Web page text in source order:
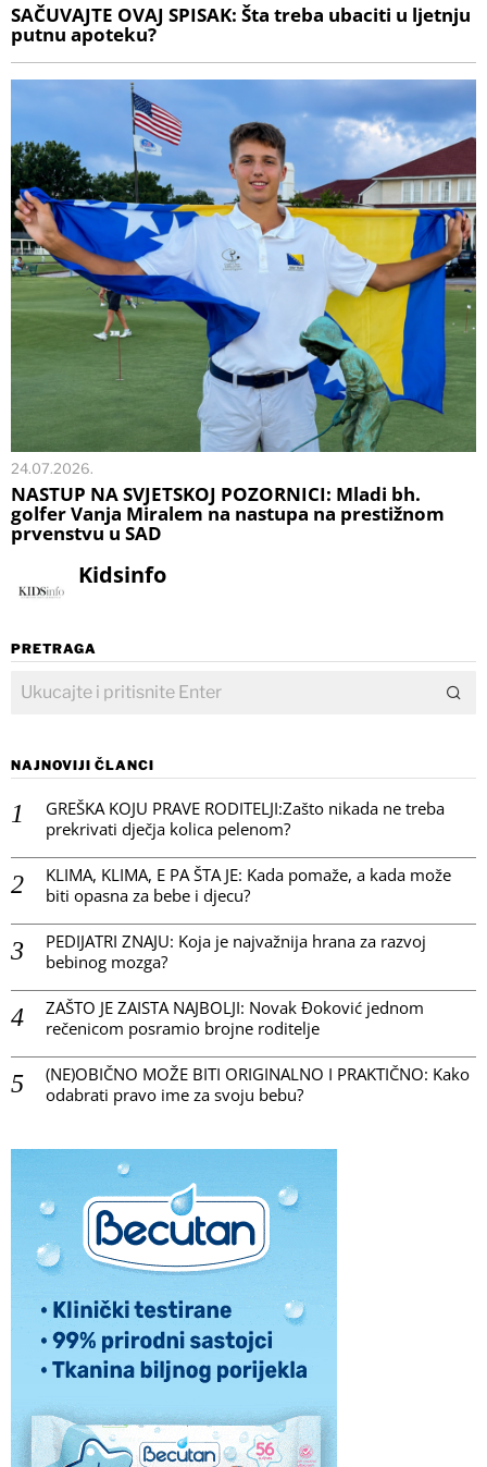
SAČUVAJTE OVAJ SPISAK: Šta treba ubaciti u ljetnju
putnu apoteku?
24.07.2026.
NASTUP NA SVJETSKOJ POZORNICI: Mladi bh.
golfer Vanja Miralem na nastupa na prestižnom
prvenstvu u SAD
Kidsinfo
PRETRAGA
NAJNOVIJI ČLANCI
GREŠKA KOJU PRAVE RODITELJI:Zašto nikada ne treba
prekrivati dječja kolica pelenom?
KLIMA, KLIMA, E PA ŠTA JE: Kada pomaže, a kada može
biti opasna za bebe i djecu?
PEDIJATRI ZNAJU: Koja je najvažnija hrana za razvoj
bebinog mozga?
ZAŠTO JE ZAISTA NAJBOLJI: Novak Đoković jednom
rečenicom posramio brojne roditelje
(NE)OBIČNO MOŽE BITI ORIGINALNO I PRAKTIČNO: Kako
odabrati pravo ime za svoju bebu?